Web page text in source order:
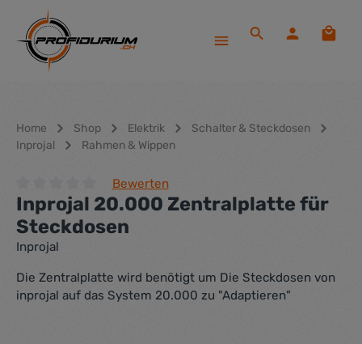
Zum Hauptinhalt springen
Home Shop Elektrik
Schalter & Steckdosen
Inprojal
Rahmen & Wippen
Durchschnittliche Bewertung von 0 von 5 Sternen
Bewerten
Inprojal 20.000 Zentralplatte für
Steckdosen
Inprojal
Die Zentralplatte wird benötigt um Die Steckdosen von
inprojal auf das System 20.000 zu "Adaptieren"